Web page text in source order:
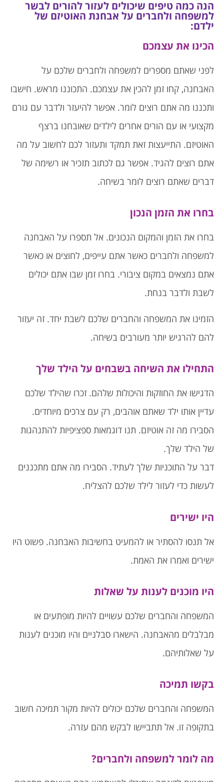
הנה כמה טיפים שיכולים לעזור להורים לבשר
למשפחה ולחברים על אבחנת האוטיזם של
ילדם:
הכינו את עצמכם
לפני שאתם מספרים למשפחה ולחברים שלכם על
האבחנה, קחו זמן להכין את עצמכם. התכוננו מראש. חישבו
ותכננו מה אתם רוצים לומר. אפשר להיעזר ולדבר עם גורם
מקצועי או עם הורים אחרים לילדים שאובחנו ברצף
האוטיזם. התייעצות זאת תמקד ותעזור לכם לחשוב על מה
אתם רוצים להגיד. אפשר גם לכתוב תזכיר או רשימה של
דברים שאתם רוצים לומר בשיחה.
בחרו את הזמן הנכון
בחרו את הזמן והמקום הנכונים. אל תספרו על האבחנה
למשפחה ולחברים כאשר אתם עייפים, לחוצים או כאשר
אתם נמצאים במקום ציבורי. בחרו זמן שבו אתם יכולים
לשבת ולדבר בנחת.
הזמינו את המשפחה והחברים שלכם לשבת יחד. זה יעזור
להם להרגיש יותר מעורבים בשיחה.
התחילו את השיחה בשבחים על הילד שלך
הדגישו את החוזקות והיכולות שלהם. זכרו שהילד שלכם
עדיין אותו ילד שאתם אוהבים, רק עם צרכים מיוחדים.
הסבירו מה זה אוטיזם. תנו דוגמאות ספציפיות להתנהגות
של הילד שלך.
דבר על התוכניות שלך לעתיד. הסבירו מה אתם מתכננים
לעשות כדי לעזור לילד שלכם להצליח.
היו ישירים
אל תנסו להסתיר או להמעיט בחשיבות האבחנה. פשוט היו
ישירים ואמרו את האמת.
היו מוכנים לענות על שאלות
המשפחה והחברים שלכם עשויים להיות מופתעים או
מבלבלים מהאבחנה. הישארו סבלניים והיו מוכנים לענות
על שאלותיהם.
בקשו תמיכה
המשפחה והחברים שלכם יכולים להיות מקור תמיכה חשוב
בתקופה זו. אל תתביישו לבקש מהם עזרה.
מה לומר למשפחה ולחברים?